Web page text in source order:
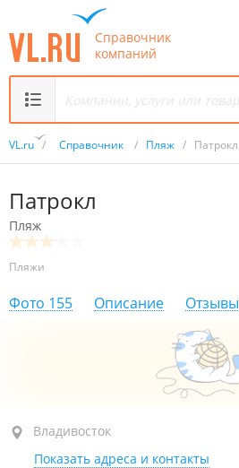
Справочник
компаний
VL.ru / Справочник / Пляж / Патрокл
Патрокл
Пляж
Пляжи
Фото 155 Описание Отзывы
Владивосток
Владивосток
Показать адреса и контакты